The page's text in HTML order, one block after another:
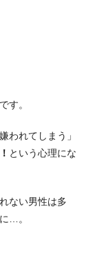
す。
われてしまう」
という心理にな
ない男性は多
…。